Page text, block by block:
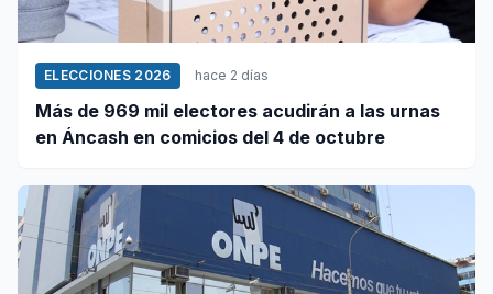
ELECCIONES 2026 hace 2 días
Más de 969 mil electores acudirán a las urnas
en Áncash en comicios del 4 de octubre